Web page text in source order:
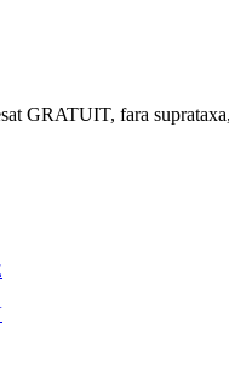
GRATUIT, fara